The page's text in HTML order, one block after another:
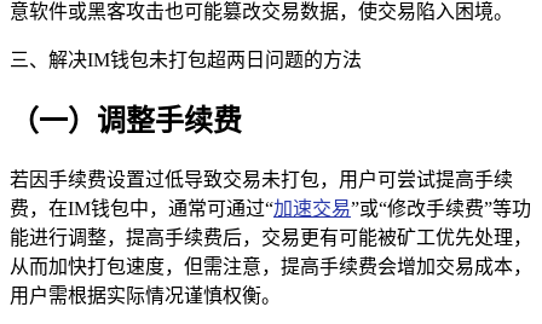
意软件或黑客攻击也可能篡改交易数据，使交易陷入困境。
三、解决IM钱包未打包超两日问题的方法
（一）调整手续费
若因手续费设置过低导致交易未打包，用户可尝试提高手续
费，在IM钱包中，通常可通过“加速交易”或“修改手续费”等功
能进行调整，提高手续费后，交易更有可能被矿工优先处理，
从而加快打包速度，但需注意，提高手续费会增加交易成本，
用户需根据实际情况谨慎权衡。